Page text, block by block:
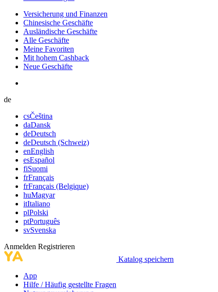
Versicherung und Finanzen
Chinesische Geschäfte
Ausländische Geschäfte
Alle Geschäfte
Meine Favoriten
Mit hohem Cashback
Neue Geschäfte
de
csČeština
daDansk
deDeutsch
deDeutsch (Schweiz)
enEnglish
esEspañol
fiSuomi
frFrançais
frFrançais (Belgique)
huMagyar
itItaliano
plPolski
ptPortuguês
svSvenska
Anmelden Registrieren
Katalog speichern
App
Hilfe / Häufig gestellte Fragen